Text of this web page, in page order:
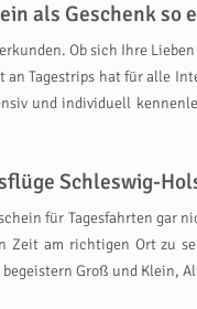
als Geschenk so
Ob sich Ihre
Tagestrips hat für alle
und individuell
Schleswig-
für Tagesfahrten gar
am richtigen Ort zu
Groß und